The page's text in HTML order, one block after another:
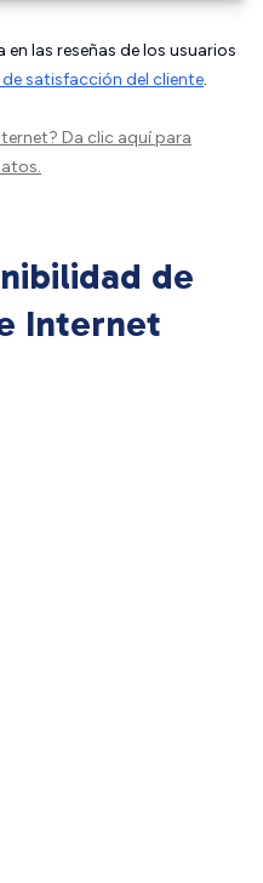
las reseñas de los usuarios
satisfacción del cliente.
Da clic aquípara
de
Internet